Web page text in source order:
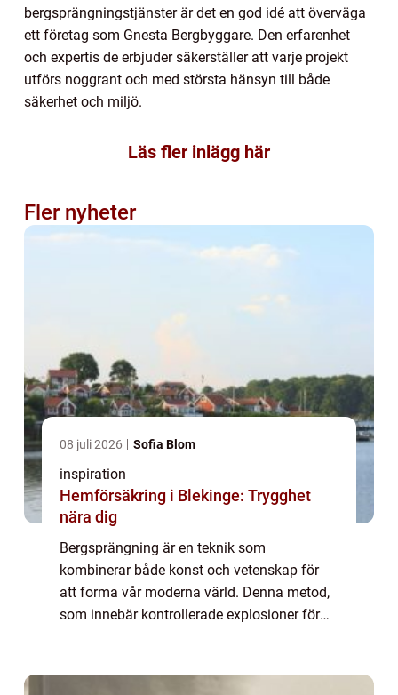
bergsprängningstjänster är det en god idé att överväga
ett företag som Gnesta Bergbyggare. Den erfarenhet
och expertis de erbjuder säkerställer att varje projekt
utförs noggrant och med största hänsyn till både
säkerhet och miljö.
Läs fler inlägg här
Fler nyheter
08 juli 2026 Sofia Blom
inspiration
Hemförsäkring i Blekinge: Trygghet
nära dig
Bergsprängning är en teknik som
kombinerar både konst och vetenskap för
att forma vår moderna värld. Denna metod,
som innebär kontrollerade explosioner för